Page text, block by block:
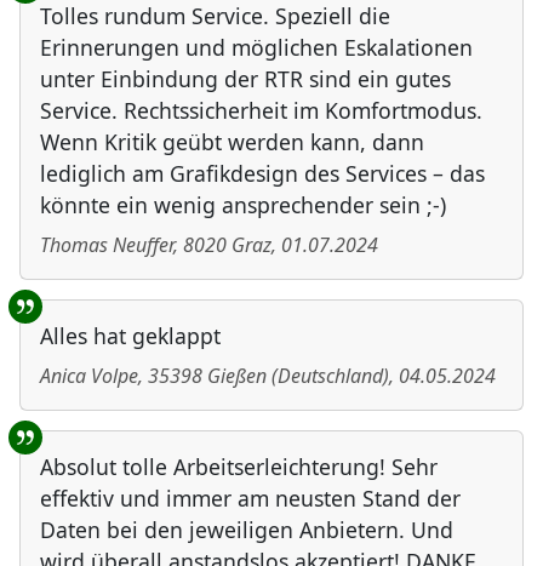
Tolles rundum Service. Speziell die
Erinnerungen und möglichen Eskalationen
unter Einbindung der RTR sind ein gutes
Service. Rechtssicherheit im Komfortmodus.
Wenn Kritik geübt werden kann, dann
lediglich am Grafikdesign des Services – das
könnte ein wenig ansprechender sein ;-)
Thomas Neuffer, 8020 Graz, 01.07.2024
Alles hat geklappt
Anica Volpe, 35398 Gießen(Deutschland), 04.05.2024
Absolut tolle Arbeitserleichterung! Sehr
effektiv und immer am neusten Stand der
Daten bei den jeweiligen Anbietern. Und